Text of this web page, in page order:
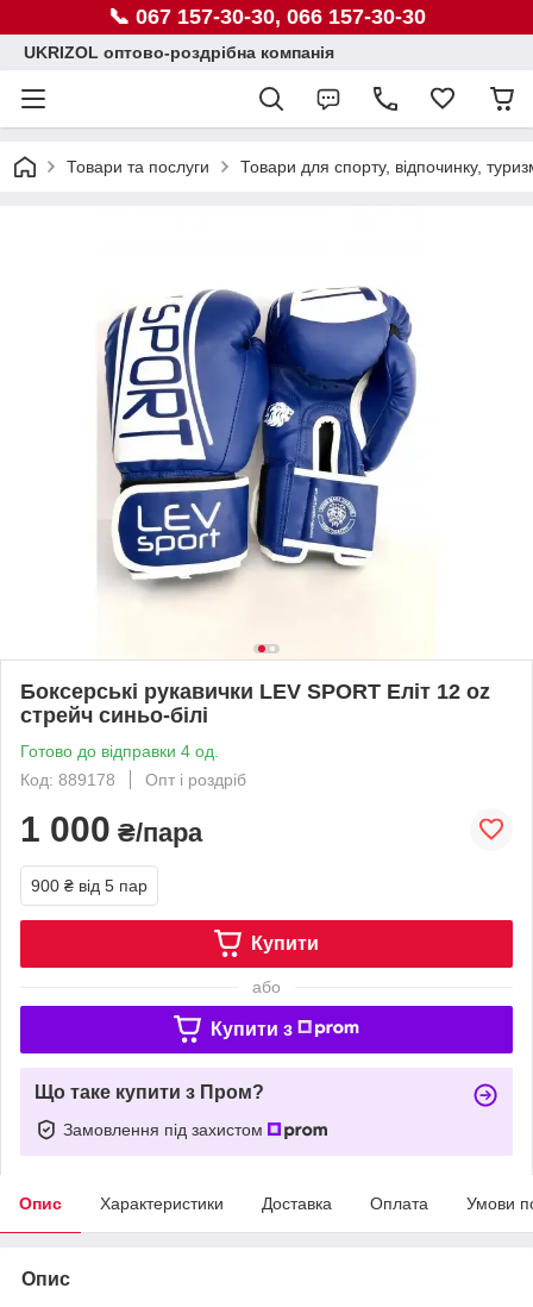
📞 067 157-30-30, 066 157-30-30
UKRIZOL оптово-роздрібна компанія
Товари та послуги Товари для спорту, відпочинку,
Боксерські рукавички LEV SPORT Еліт 12 oz
стрейч синьо-білі
Готово до відправки 4 од.
Код: 889178
Опт і роздріб
1 000 ₴/пара
900 ₴ від 5 пар
Купити
або
Купити з
Що таке купити з Пром?
Замовлення під захистом
Опис Характеристики Доставка Оплата Умови
Опис